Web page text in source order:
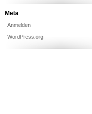
Meta
Anmelden
WordPress.org